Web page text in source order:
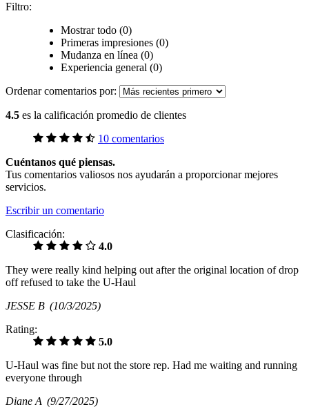
Filtro:
Mostrar todo (0)
Primeras impresiones (0)
Mudanza en línea (0)
Experiencia general (0)
Ordenar comentarios por:
4.5 es la calificación promedio de clientes
10 comentarios
Cuéntanos qué piensas.
Tus comentarios valiosos nos ayudarán a proporcionar mejores
servicios.
Escribir un comentario
Clasificación:
4.0
They were really kind helping out after the original location of drop
off refused to take the U-Haul
JESSE B (10/3/2025)
Rating:
5.0
U-Haul was fine but not the store rep. Had me waiting and running
everyone through
Diane A (9/27/2025)